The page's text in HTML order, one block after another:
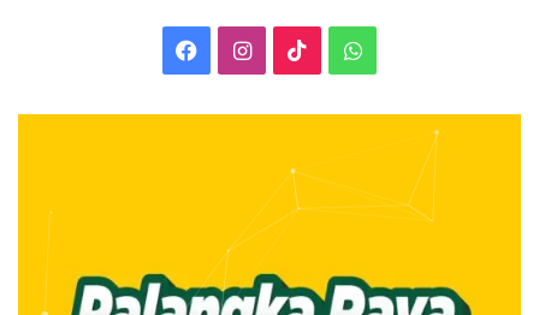
FacebookInstagram
TikTokWhatsApp